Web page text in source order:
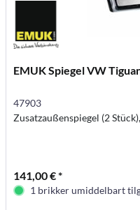
EMUK Spiegel VW
47903
Zusatzaußenspiegel (2
141,00 € *
1 brikker umiddelbart